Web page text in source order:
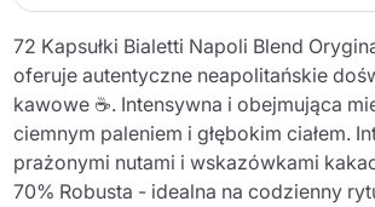
72 Kapsułki Bialetti Napoli Blend
oferuje autentyczne neapolitańskie
kawowe ☕. Intensywna i obejmująca
ciemnym paleniem i głębokim ciałem.
prażonymi nutami i wskazówkami
70% Robusta - idealna na codzienny